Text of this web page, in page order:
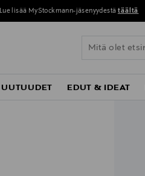
Lue lisää MyStockmann-jäsenyydestä täältä
UUTUUDET EDUT & IDEAT